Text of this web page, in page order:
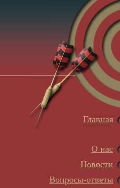
Главная
О нас
Новости
Вопросы-ответы